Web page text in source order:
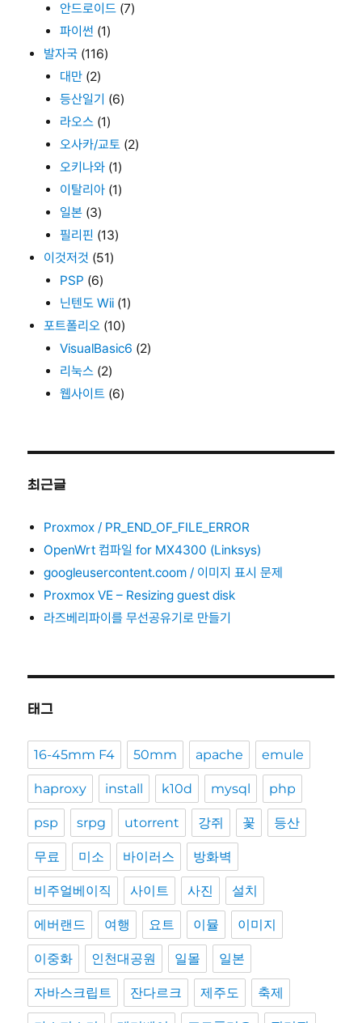
안드로이드 (7)
파이썬 (1)
발자국 (116)
대만 (2)
등산일기 (6)
라오스 (1)
오사카/교토 (2)
오키나와 (1)
이탈리아 (1)
일본 (3)
필리핀 (13)
이것저것 (51)
PSP (6)
닌텐도 Wii (1)
포트폴리오 (10)
VisualBasic6 (2)
리눅스 (2)
웹사이트 (6)
최근글
Proxmox / PR_END_OF_FILE_ERROR
OpenWrt 컴파일 for MX4300 (Linksys)
googleusercontent.coom / 이미지 표시 문제
Proxmox VE – Resizing guest disk
라즈베리파이를 무선공유기로 만들기
태그
16-45mm F4 50mm apache emule
haproxy install k10d mysql php
psp srpg utorrent 강쥐 꽃 등산
무료 미소 바이러스 방화벽
비주얼베이직 사이트 사진 설치
에버랜드 여행 요트 이뮬 이미지
이중화 인천대공원 일몰 일본
자바스크립트 잔다르크 제주도 축제